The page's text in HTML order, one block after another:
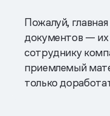
Пожалуй,
документов —
сотруднику
приемлемый
только